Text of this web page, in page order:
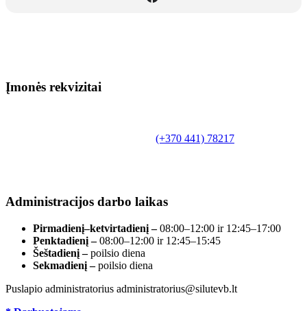
Įmonės rekvizitai
(+370 441) 78217
Administracijos darbo laikas
Pirmadienį–ketvirtadienį –08:00–12:00 ir 12:45–17:00
Penktadienį –08:00–12:00 ir 12:45–15:45
Šeštadienį –poilsio diena
Sekmadienį –poilsio diena
Puslapio administratorius administratorius@silutevb.lt